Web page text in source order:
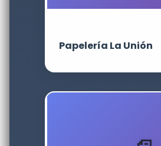
Papelería La Unión